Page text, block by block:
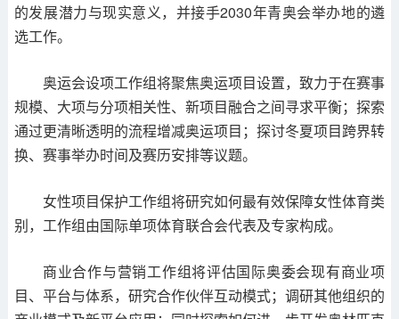
的发展潜力与现实意义，并接手2030年青奥会举办地的遴
选工作。
奥运会设项工作组将聚焦奥运项目设置，致力于在赛事
规模、大项与分项相关性、新项目融合之间寻求平衡；探索
通过更清晰透明的流程增减奥运项目；探讨冬夏项目跨界转
换、赛事举办时间及赛历安排等议题。
女性项目保护工作组将研究如何最有效保障女性体育类
别，工作组由国际单项体育联合会代表及专家构成。
商业合作与营销工作组将评估国际奥委会现有商业项
目、平台与体系，研究合作伙伴互动模式；调研其他组织的